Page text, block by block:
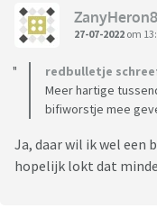
27-07-2022 om
redbulletje schreef
Meer hartige
bifiworstje mee
Ja, daar wil ik wel een
hopelijk lokt dat